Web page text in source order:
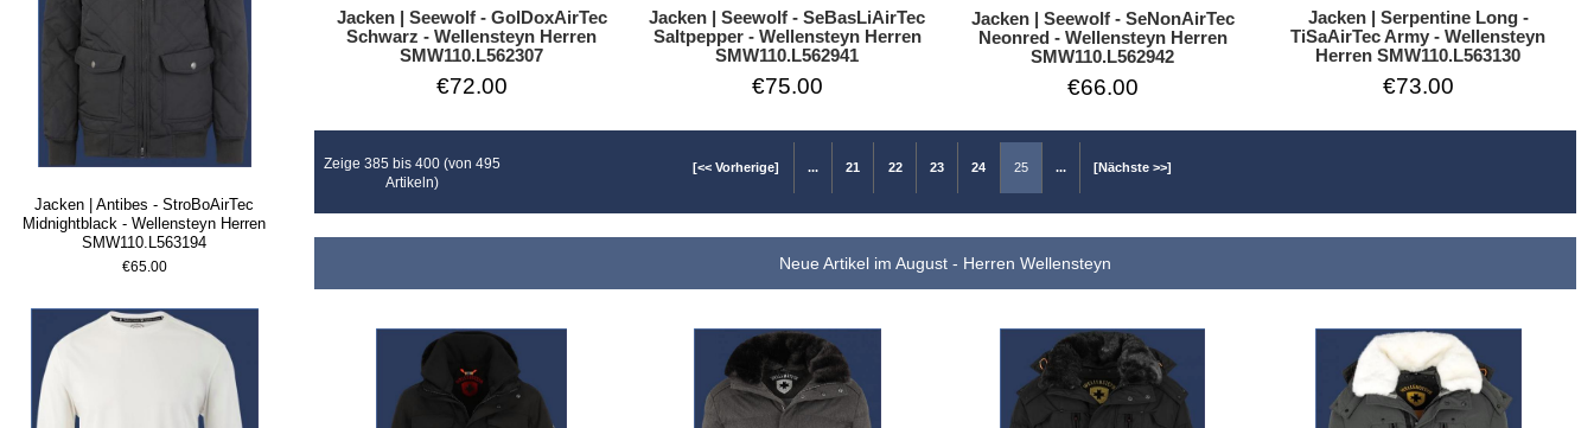
Jacken | Antibes - StroBoAirTec
Midnightblack - Wellensteyn Herren
SMW110.L563194
€65.00
Jacken | Seewolf - GolDoxAirTec
Schwarz - Wellensteyn Herren
SMW110.L562307
€72.00
Jacken | Seewolf - SeBasLiAirTec
Saltpepper - Wellensteyn Herren
SMW110.L562941
€75.00
Jacken | Seewolf - SeNonAirTec
Neonred - Wellensteyn Herren
SMW110.L562942
€66.00
Jacken | Serpentine Long -
TiSaAirTec Army - Wellensteyn
Herren SMW110.L563130
€73.00
[<< Vorherige] ... 21 22 23 24 25 ... [Nächste >>]
Zeige 385 bis 400 (von 495
Artikeln)
Neue Artikel im August - Herren Wellensteyn